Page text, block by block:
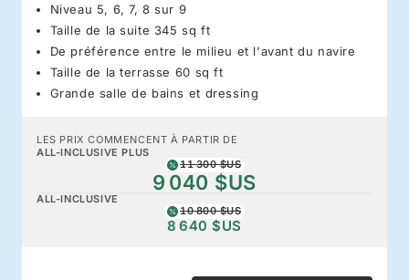
Niveau 5, 6, 7, 8 sur 9
Taille de la suite 345 sq ft
De préférence entre le milieu et l'avant du navire
Taille de la terrasse 60 sq ft
Grande salle de bains et dressing
LES PRIX COMMENCENT À PARTIR DE
ALL-INCLUSIVE PLUS
11 300 $US
9 040 $US
ALL-INCLUSIVE
10 800 $US
8 640 $US